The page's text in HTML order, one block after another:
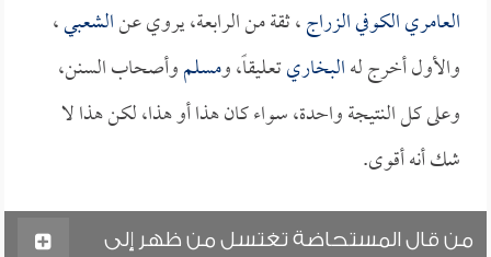
العامري الكوفي الزراج، ثقة من الرابعة، يروي عنالشعبي،
والأول أخرج لهالبخاريتعليقاً، ومسلموأصحاب السنن،
وعلى كل النتيجة واحدة، سواء كان هذا أو هذا، لكن هذا لا
شك أنه أقوى.
من قال المستحاضة تغتسل من ظهر إلى